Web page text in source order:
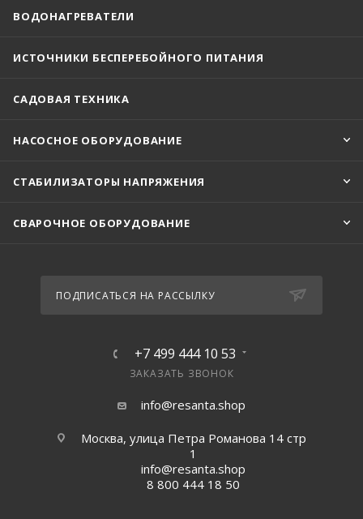
ВОДОНАГРЕВАТЕЛИ
ИСТОЧНИКИ БЕСПЕРЕБОЙНОГО ПИТАНИЯ
САДОВАЯ ТЕХНИКА
НАСОСНОЕ ОБОРУДОВАНИЕ
СТАБИЛИЗАТОРЫ НАПРЯЖЕНИЯ
СВАРОЧНОЕ ОБОРУДОВАНИЕ
ПОДПИСАТЬСЯ НА РАССЫЛКУ
+7 499 444 10 53
ЗАКАЗАТЬ ЗВОНОК
info@resanta.shop
Москва, улица Петра Романова 14 стр
1
info@resanta.shop
8 800 444 18 50